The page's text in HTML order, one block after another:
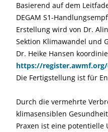
Basierend auf dem
DEGAM S1-
Erstellung wird von Dr.
Sektion Klimawandel und
Dr. Heike Hansen
https://
Die Fertigstellung ist für
Durch die vermehrte
klimasensiblen
Praxen ist eine potentielle